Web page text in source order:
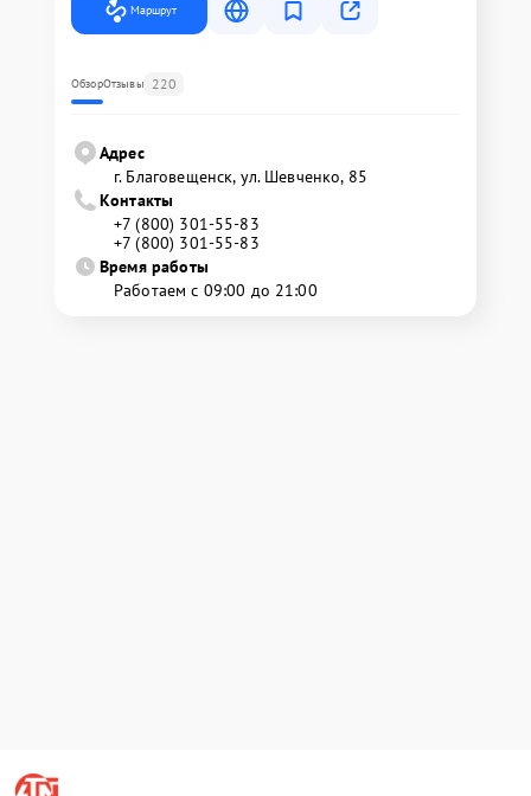
Маршрут
ОбзорОтзывы 220
Адрес
г. Благовещенск, ул. Шевченко, 85
Контакты
+7 (800) 301-55-83
+7 (800) 301-55-83
Время работы
Работаем с 09:00 до 21:00